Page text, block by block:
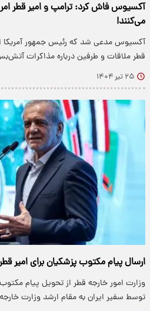
آکسیوس فاش کرد: ترامپ و امیر قطر
می‌کنند!
آکسیوس مدعی شد که رئیس جمهور آمریکا
قطر ملاقات و طرفین درباره مذاکرات
۲۵ تیر ۱۴۰۴
ارسال پیام مکتوب پزشکیان برای امیر
وزارت امور خارجه قطر از تحویل پیام
توسط سفیر ایران به مقام ارشد وزارت